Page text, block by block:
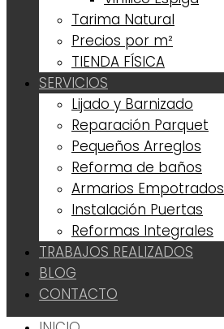
Tarima Natural
Precios por m²
TIENDA FÍSICA
SERVICIOS
Lijado y Barnizado
Reparación Parquet
Pequeños Arreglos
Reforma de baños
Armarios Empotrados
Instalación Puertas
Reformas Integrales
TRABAJOS REALIZADOS
BLOG
CONTACTO